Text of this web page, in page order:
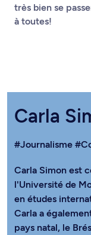
très bien se
à toutes!
Carla
#Journalisme
Carla Simon est
l'Université de
en études
Carla a
pays natal, le